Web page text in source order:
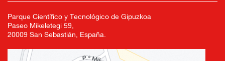
Parque Científico y Tecnológico de Gipuzkoa
Paseo Mikeletegi 59,
20009 San Sebastián, España.